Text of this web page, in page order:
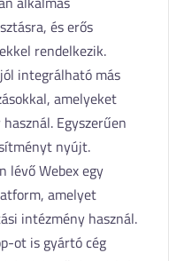
és erős
rendelkezik.
integrálható más
amelyeket
Egyszerűen
nyújt.
lévő Webex egy
amelyet
intézmény használ.
ot is gyártó cég